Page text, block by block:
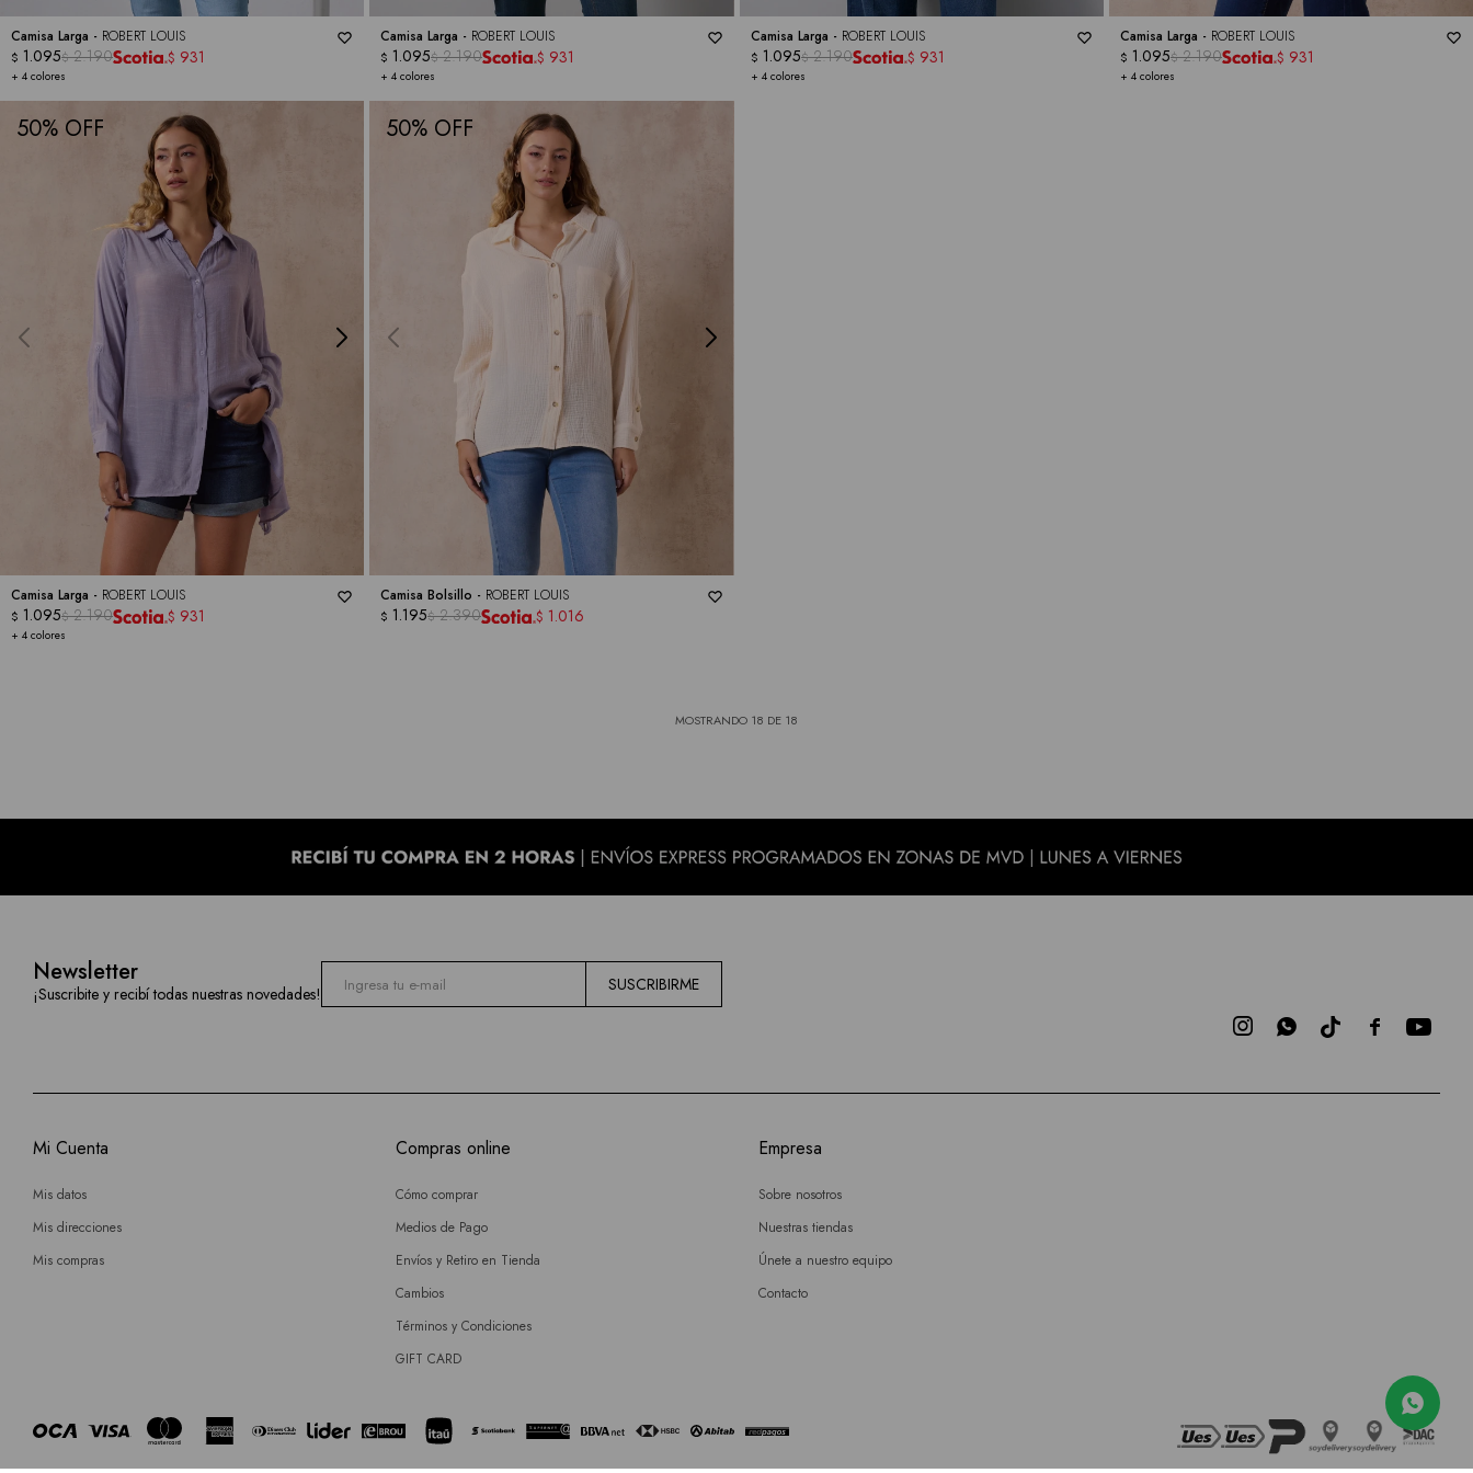
Camisa Larga - ROBERT LOUIS
+ 4 colores
$ 1.095$ 2.190 $ 931
Camisa Larga - ROBERT LOUIS
+ 4 colores
$ 1.095$ 2.190 $ 931
Camisa Larga - ROBERT LOUIS
+ 4 colores
$ 1.095$ 2.190 $ 931
Camisa Larga - ROBERT LOUIS
+ 4 colores
$ 1.095$ 2.190 $ 931
50
Camisa Larga - ROBERT LOUIS
+ 4 colores
$ 1.095$ 2.190 $ 931
50
Camisa Bolsillo - ROBERT LOUIS
$ 1.195$ 2.390 $ 1.016
MOSTRANDO 18 DE 18
Newsletter
¡Suscribite y recibí todas nuestras novedades! SUSCRIBIRME

 
Mi Cuenta
Mis datos
Mis direcciones
Mis compras
Compras online
Cómo comprar
Medios de Pago
Envíos y Retiro en Tienda
Cambios
Términos y Condiciones
GIFT CARD
Empresa
Sobre nosotros
Nuestras tiendas
Únete a nuestro equipo
Contacto